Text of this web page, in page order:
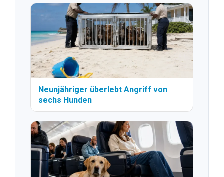
Neunjähriger überlebt Angriff von
sechs Hunden